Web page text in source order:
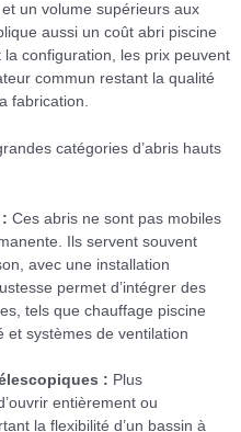
un volume supérieurs aux
aussi un coût abri piscine
configuration, les prix peuvent
commun restant la qualité
fabrication.
catégories d’abris hauts
Ces abris ne sont pas mobiles
Ils servent souvent
avec une installation
permet d’intégrer des
tels que chauffage piscine
et systèmes de ventilation
: Plus
entièrement ou
la flexibilité d’un bassin à